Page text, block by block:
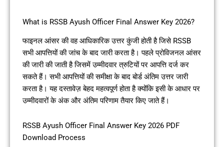
What is RSSB Ayush Officer Final Answer Key 2026?
फाइनल आंसर की वह आधिकारिक उत्तर कुंजी होती है जिसे RSSB
सभी आपत्तियों की जांच के बाद जारी करता है। पहले प्रोविजनल आंसर
की जारी की जाती है जिसमें उम्मीदवार त्रुटियों पर आपत्ति दर्ज कर
सकते हैं। सभी आपत्तियों की समीक्षा के बाद बोर्ड अंतिम उत्तर जारी
करता है। यह दस्तावेज़ बेहद महत्वपूर्ण होता है क्योंकि इसी के आधार पर
उम्मीदवारों के अंक और अंतिम परिणाम तैयार किए जाते हैं।
RSSB Ayush Officer Final Answer Key 2026 PDF
Download Process